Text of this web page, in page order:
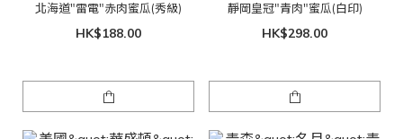
北海道"雷電"赤肉蜜瓜(秀級)
HK$188.00
靜岡皇冠"青肉"蜜瓜(白印)
HK$298.00